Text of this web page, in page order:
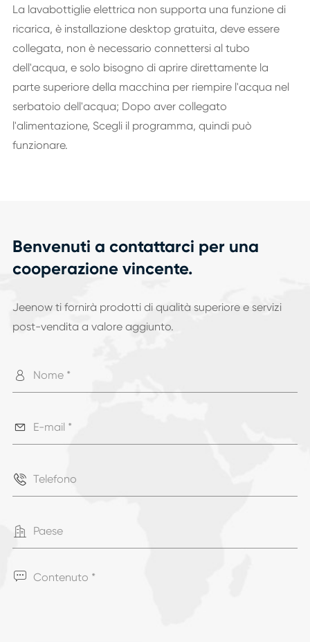
La lavabottiglie elettrica non supporta una funzione di
ricarica, è installazione desktop gratuita, deve essere
collegata, non è necessario connettersi al tubo
dell'acqua, e solo bisogno di aprire direttamente la
parte superiore della macchina per riempire l'acqua nel
serbatoio dell'acqua; Dopo aver collegato
l'alimentazione, Scegli il programma, quindi può
funzionare.
Benvenuti a contattarci per una
cooperazione vincente.
Jeenow ti fornirà prodotti di qualità superiore e servizi
post-vendita a valore aggiunto.




